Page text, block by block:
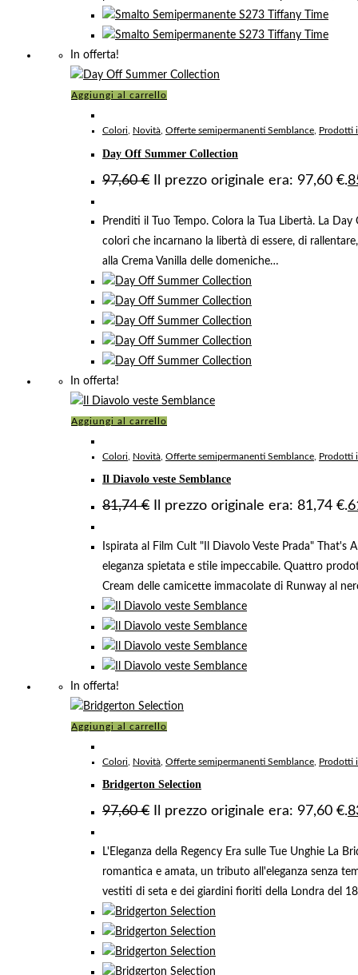
In offerta!
Aggiungi al carrello
Colori Novità Offerte semipermanenti Semblance Prodotti
Day Off Summer Collection
97,60€ Il prezzo originale era: 97,60 €.
Prenditi il Tuo Tempo. Colora la Tua Libertà. La
colori che incarnano la libertà di essere, di
alla Crema Vanilla delle domeniche…
In offerta!
Aggiungi al carrello
Colori Novità Offerte semipermanenti Semblance Prodotti
Il Diavolo veste Semblance
81,74€ Il prezzo originale era: 81,74 €.
Ispirata al Film Cult "Il Diavolo Veste Prada"
eleganza spietata e stile impeccabile. Quattro
Cream delle camicette immacolate di Runway al
In offerta!
Aggiungi al carrello
Colori Novità Offerte semipermanenti Semblance Prodotti
Bridgerton Selection
97,60€ Il prezzo originale era: 97,60 €.
L'Eleganza della Regency Era sulle Tue Unghie La
romantica e amata, un tributo all'eleganza senza
vestiti di seta e dei giardini fioriti della Londra del